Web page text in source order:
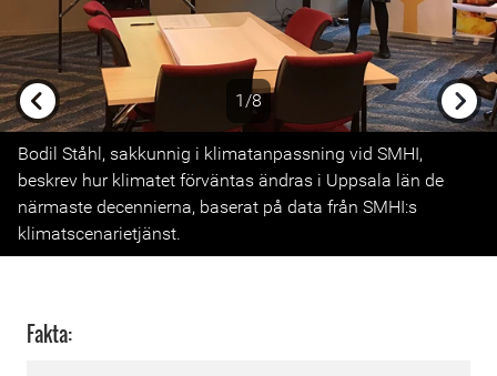
1/8
Previous
Bodil Ståhl, sakkunnig i klimatanpassning vid SMHI,
beskrev hur klimatet förväntas ändras i Uppsala län de
närmaste decennierna, baserat på data från SMHI:s
klimatscenarietjänst.
Fakta: